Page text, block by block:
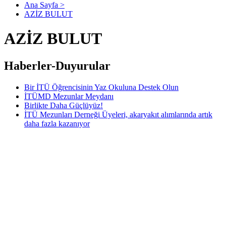
Ana Sayfa >
AZİZ BULUT
AZİZ BULUT
Haberler-Duyurular
Bir İTÜ Öğrencisinin Yaz Okuluna Destek Olun
İTÜMD Mezunlar Meydanı
Birlikte Daha Güçlüyüz!
İTÜ Mezunları Derneği Üyeleri, akaryakıt alımlarında artık
daha fazla kazanıyor